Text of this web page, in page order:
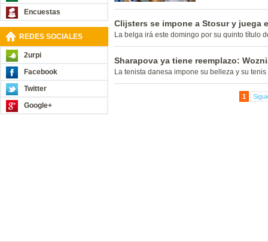
Encuestas
REDES SOCIALES
2urpi
Facebook
Twitter
Google+
Clijsters se impone a Stosur y juega
La belga irá este domingo por su quinto título
Sharapova ya tiene reemplazo:
La tenista danesa impone su belleza y su
1